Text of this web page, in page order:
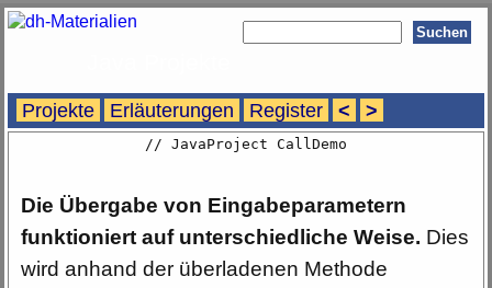
Projekte Erläuterungen Register < >
// JavaProject CallDemo
Die Übergabe von Eingabeparametern
funktioniert auf unterschiedliche Weise. Dies
wird anhand der überladenen Methode